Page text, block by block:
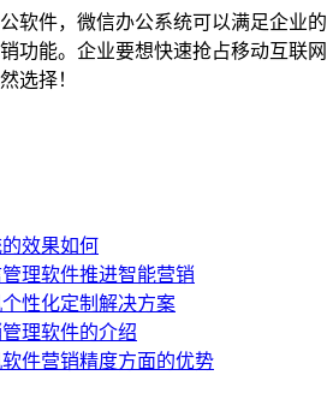
软件，微信办公系统可以满足企业的
功能。企业要想快速抢占移动互联网
选择！
效果如何
理软件推进智能营销
性化定制解决方案
理软件的介绍
件营销精度方面的优势